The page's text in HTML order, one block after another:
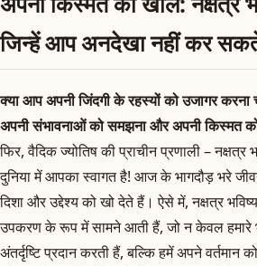
जिन्हें आप अनदेखा नहीं कर
क्या आप अपनी जिंदगी के रहस्यों को उजागर
अपनी संभावनाओं को समझना और अपनी किस्मत
फिर, वैदिक ज्योतिष की प्राचीन प्रणाली – नक्षत्र
दुनिया में आपका स्वागत है! आज के भागदौड़ भरे
दिशा और उद्देश्य को खो देते हैं। ऐसे में, नक्षत्र
उपकरण के रूप में सामने आती हैं, जो न केवल हमारे
अंतर्दृष्टि प्रदान करती हैं, बल्कि हमें अपने